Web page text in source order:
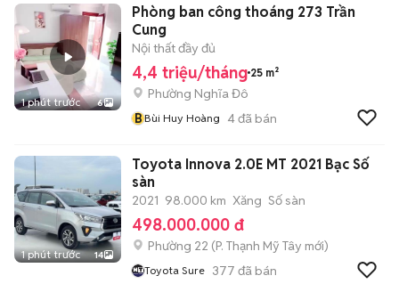
1 phút trước 6
Phòng ban công thoáng 273 Trần
Cung
Nội thất đầy đủ
4,4 triệu/tháng 25 m²
Phường Nghĩa Đô
BBùi Huy Hoàng 4đã bán
1 phút trước 14
Toyota Innova 2.0E MT 2021 Bạc Số
sàn
2021 98.000 km Xăng Số sàn
498.000.000 đ
Phường 22 (P. Thạnh Mỹ Tây mới)
Toyota Sure 377 đã bán